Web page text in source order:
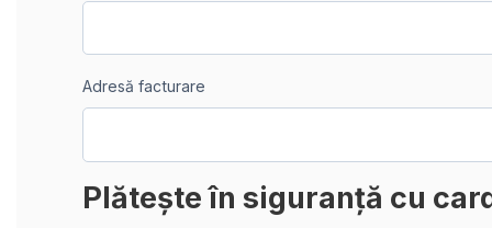
Adresă facturare
Plătește în siguranță cu